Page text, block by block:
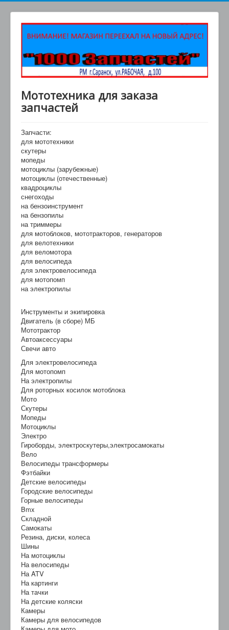
Мототехника для заказа
запчастей
Запчасти:
для мототехники
скутеры
мопеды
мотоциклы (зарубежные)
мотоциклы (отечественные)
квадроциклы
снегоходы
на бензоинструмент
на бензопилы
на триммеры
для мотоблоков, мототракторов, генераторов
для велотехники
для веломотора
для велосипеда
для электровелосипеда
для мотопомп
на электропилы
Инструменты и экипировка
Двигатель (в сборе) МБ
Мототрактор
Автоаксессуары
Свечи авто
Для электровелосипеда
Для мотопомп
На электропилы
Для роторных косилок мотоблока
Мото
Скутеры
Мопеды
Мотоциклы
Электро
Гироборды, электроскутеры,электросамокаты
Вело
Велосипеды трансформеры
Фэтбайки
Детские велосипеды
Городские велосипеды
Горные велосипеды
Bmx
Складной
Самокаты
Резина, диски, колеса
Шины
На мотоциклы
На велосипеды
На ATV
На картинги
На тачки
На детские коляски
Камеры
Камеры для велосипедов